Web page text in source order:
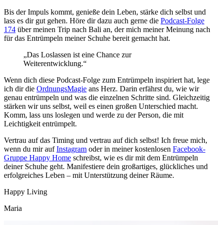
Bis der Impuls kommt, genieße dein Leben, stärke dich selbst und
lass es dir gut gehen. Höre dir dazu auch gerne die Podcast-Folge
174 über meinen Trip nach Bali an, der mich meiner Meinung nach
für das Entrümpeln meiner Schuhe bereit gemacht hat.
„Das Loslassen ist eine Chance zur
Weiterentwicklung.“
Wenn dich diese Podcast-Folge zum Entrümpeln inspiriert hat, lege
ich dir die OrdnungsMagie ans Herz. Darin erfährst du, wie wir
genau entrümpeln und was die einzelnen Schritte sind. Gleichzeitig
stärken wir uns selbst, weil es einen großen Unterschied macht.
Komm, lass uns loslegen und werde zu der Person, die mit
Leichtigkeit entrümpelt.
Vertrau auf das Timing und vertrau auf dich selbst! Ich freue mich,
wenn du mir aufInstagram oder in meiner kostenlosen Facebook-
Gruppe Happy Home schreibst, wie es dir mit dem Entrümpeln
deiner Schuhe geht. Manifestiere dein großartiges, glückliches und
erfolgreiches Leben – mit Unterstützung deiner Räume.
Happy Living
Maria